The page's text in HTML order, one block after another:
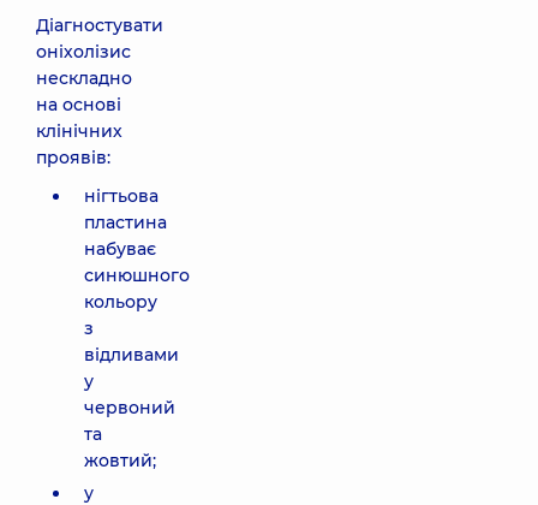
Діагностувати
оніхолізис
нескладно
на основі
клінічних
проявів:
нігтьова
пластина
набуває
синюшного
кольору
з
відливами
у
червоний
та
жовтий;
у